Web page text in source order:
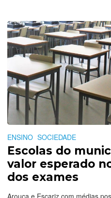
ENSINO SOCIEDADE
Escolas do
valor esperado
dos exames
Arouca e Escariz com médias